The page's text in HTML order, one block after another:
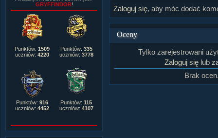
GRYFFINDOR!
Punktów: 1509
uczniów: 4220
Punktów: 335
uczniów: 3778
Punktów: 916
uczniów: 4452
Punktów: 115
uczniów: 4107
Zaloguj się, aby móc dodać
Oceny
Tylko zarejestrowani
Zaloguj się lub
Brak